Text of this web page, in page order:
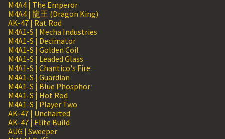
M4A4 | The Emperor
M4A4 | 龍王 (Dragon King)
AK-47 | Rat Rod
M4A1-S | Mecha Industries
M4A1-S | Decimator
M4A1-S | Golden Coil
M4A1-S | Leaded Glass
M4A1-S | Chantico's Fire
M4A1-S | Guardian
M4A1-S | Blue Phosphor
M4A1-S | Hot Rod
M4A1-S | Player Two
AK-47 | Uncharted
AK-47 | Elite Build
AUG | Sweeper